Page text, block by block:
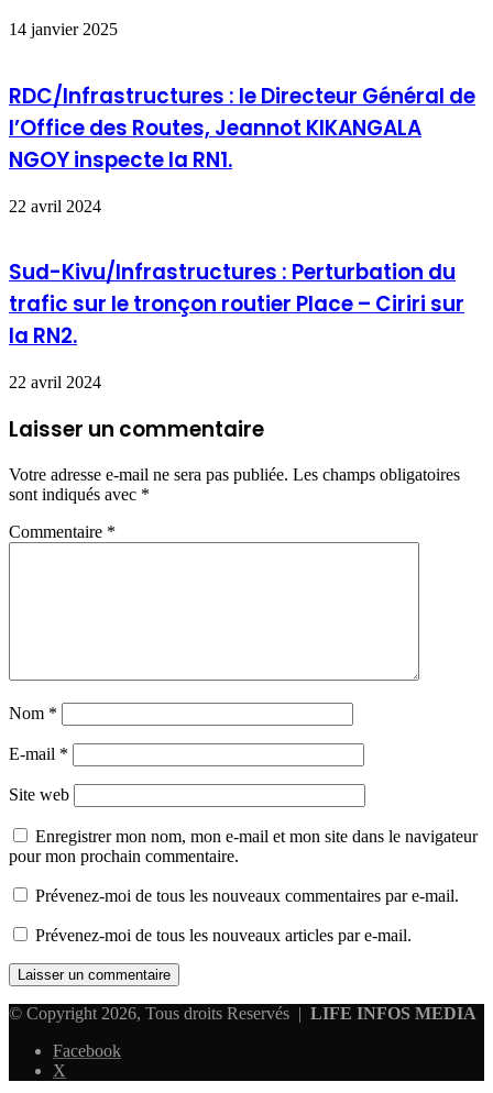
14 janvier 2025
RDC/Infrastructures : le Directeur Général de
l’Office des Routes, Jeannot KIKANGALA
NGOY inspecte la RN1.
22 avril 2024
Sud-Kivu/Infrastructures : Perturbation du
trafic sur le tronçon routier Place – Ciriri sur
la RN2.
22 avril 2024
Laisser un commentaire
Votre adresse e-mail ne sera pas publiée. Les champs obligatoires
sont indiqués avec *
Commentaire *
Nom *
E-mail *
Site web
Enregistrer mon nom, mon e-mail et mon site dans le navigateur
pour mon prochain commentaire.
Prévenez-moi de tous les nouveaux commentaires par e-mail.
Prévenez-moi de tous les nouveaux articles par e-mail.
© Copyright 2026, Tous droits Reservés | LIFE INFOS MEDIA
Facebook
X